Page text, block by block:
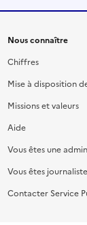
Nous connaître
Chiffres
Mise à disposition
Missions et valeurs
Aide
Vous êtes une
Vous êtes
Contacter Service